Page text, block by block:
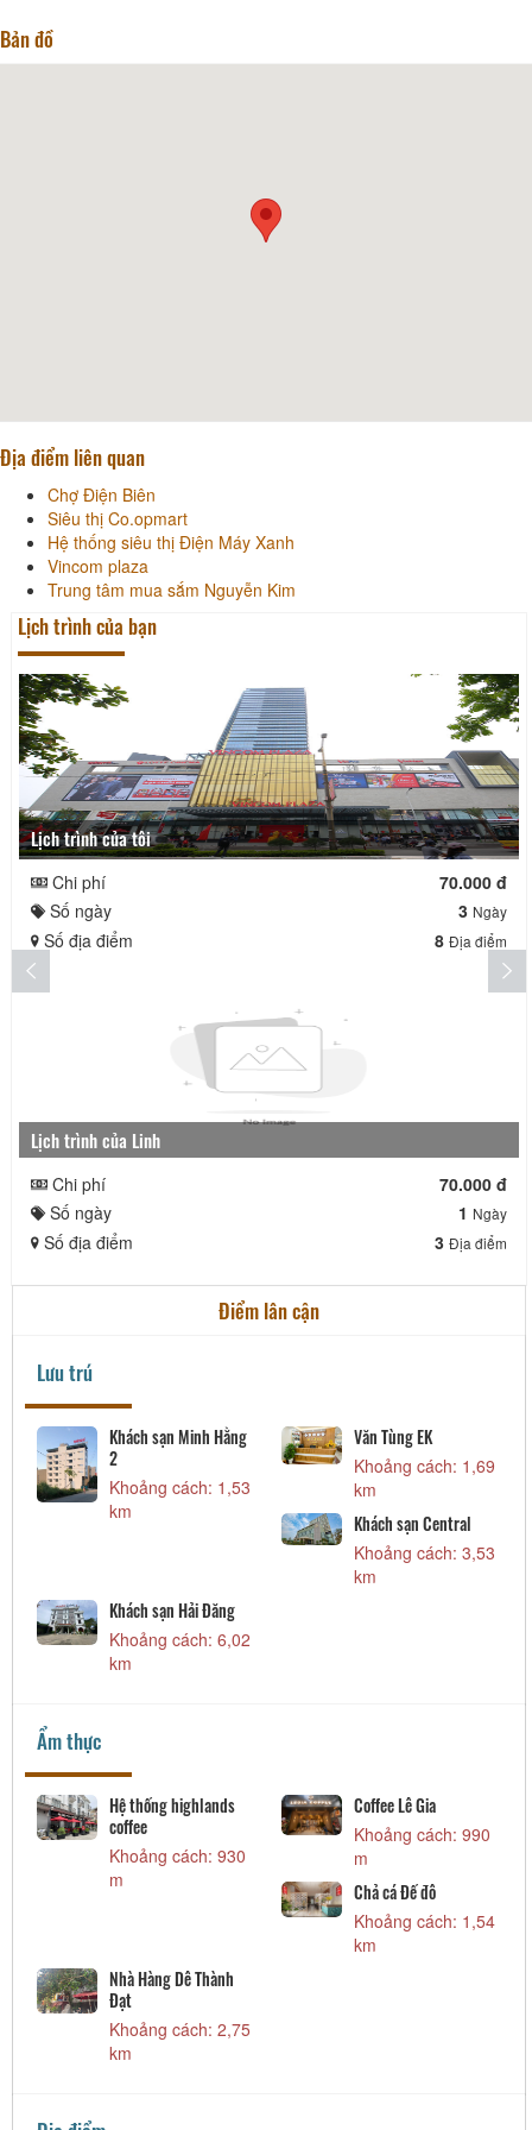
Bản đồ
Địa điểm liên quan
Chợ Điện Biên
Siêu thị Co.opmart
Hệ thống siêu thị Điện Máy Xanh
Vincom plaza
Trung tâm mua sắm Nguyễn Kim
Lịch trình của bạn
Lịch trình của tôi
Chi phí
70.000 đ
Số ngày
3 Ngày
Số địa điểm 8 Địa điểm
Lịch trình của Linh
Chi phí
70.000 đ
Số ngày
1 Ngày
Số địa điểm 3 Địa điểm
Điểm lân cận
Lưu trú
Khách sạn Minh Hằng
2
Khoảng cách: 1,53
km
Văn Tùng EK
Khoảng cách: 1,69
km
Khách sạn Central
Khoảng cách: 3,53
km
Khách sạn Hải Đăng
Khoảng cách: 6,02
km
Ẩm thực
Hệ thống highlands
coffee
Khoảng cách: 930
m
Coffee Lê Gia
Khoảng cách: 990
m
Chả cá Đế đô
Khoảng cách: 1,54
km
Nhà Hàng Dê Thành
Đạt
Khoảng cách: 2,75
km